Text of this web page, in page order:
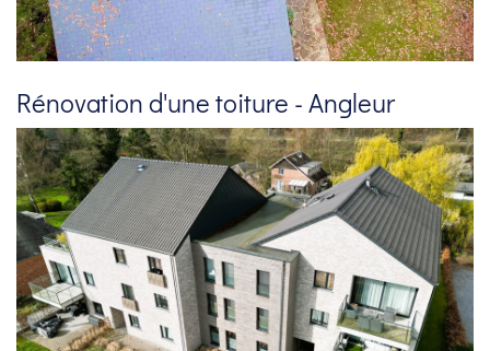
Rénovation d'une toiture - Angleur